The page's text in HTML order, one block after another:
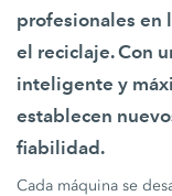
profesionales en
el reciclaje. Con
inteligente y
establecen
fiabilidad.
Cada máquina se